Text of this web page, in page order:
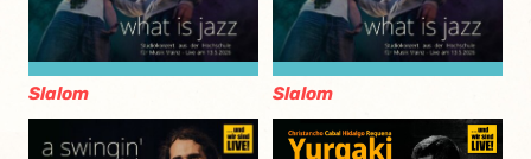
Slalom Slalom